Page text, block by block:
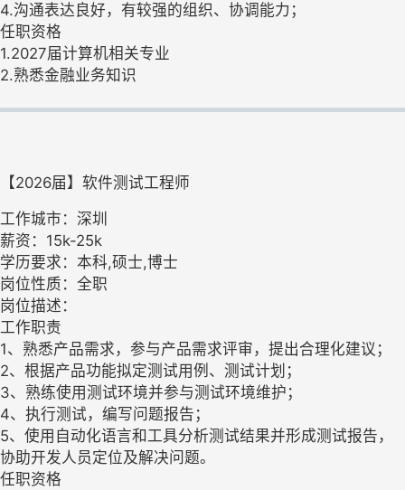
4.沟通表达良好，有较强的组织、协调能力；
任职资格
1.2027届计算机相关专业
2.熟悉金融业务知识
【2026届】软件测试工程师
工作城市：深圳
薪资：15k-25k
学历要求：本科,硕士,博士
岗位性质：全职
岗位描述：
工作职责
1、熟悉产品需求，参与产品需求评审，提出合理化建议；
2、根据产品功能拟定测试用例、测试计划；
3、熟练使用测试环境并参与测试环境维护；
4、执行测试，编写问题报告；
5、使用自动化语言和工具分析测试结果并形成测试报告，
协助开发人员定位及解决问题。
任职资格